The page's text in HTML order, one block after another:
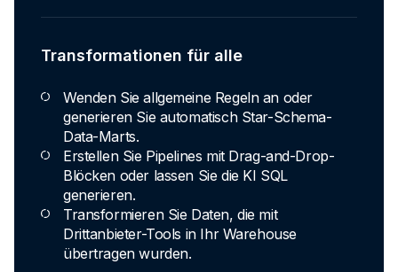
Transformationen für alle
Wenden Sie allgemeine Regeln an oder
generieren Sie automatisch Star-Schema-
Data-Marts.
Erstellen Sie Pipelines mit Drag-and-Drop-
Blöcken oder lassen Sie die KI SQL
generieren.
Transformieren Sie Daten, die mit
Drittanbieter-Tools in Ihr Warehouse
übertragen wurden.